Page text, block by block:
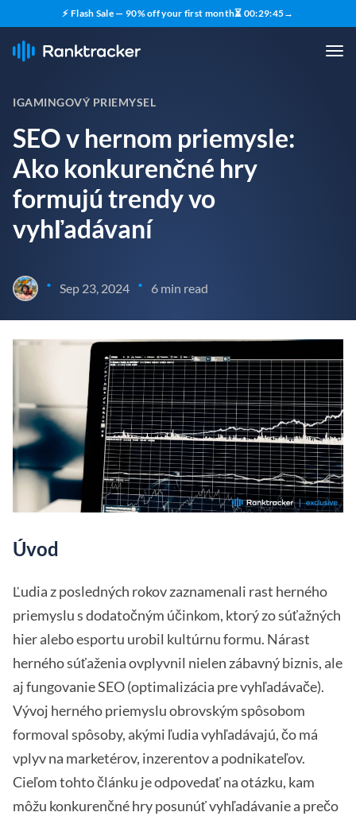
⚡ Flash Sale — 90% off your first month⏳ 00:29:43→
IGAMINGOVÝ PRIEMYSEL
SEO v hernom priemysle:
Ako konkurenčné hry
formujú trendy vo
vyhľadávaní
• Sep 23, 2024 • 6 min read
Úvod
Ľudia z posledných rokov zaznamenali rast herného
priemyslu s dodatočným účinkom, ktorý zo súťažných
hier alebo esportu urobil kultúrnu formu. Nárast
herného súťaženia ovplyvnil nielen zábavný biznis, ale
aj fungovanie SEO (optimalizácia pre vyhľadávače).
Vývoj herného priemyslu obrovským spôsobom
formoval spôsoby, akými ľudia vyhľadávajú, čo má
vplyv na marketérov, inzerentov a podnikateľov.
Cieľom tohto článku je odpovedať na otázku, kam
môžu konkurenčné hry posunúť vyhľadávanie a prečo